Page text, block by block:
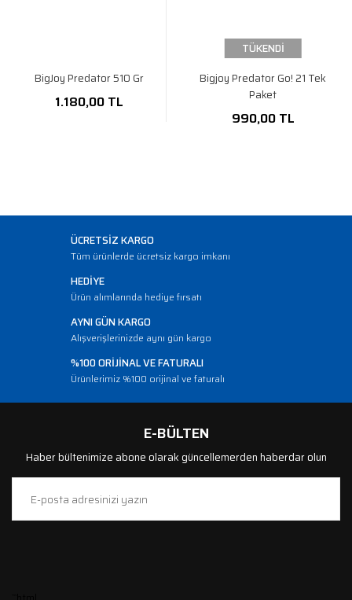
BigJoy Predator 510 Gr
1.180,00 TL
TÜKENDİ
Bigjoy Predator Go! 21 Tek
Paket
990,00 TL
ÜCRETSİZ KARGO
Tüm ürünlerde ücretsiz kargo imkanı
HEDİYE
Ürün alımlarında hediye fırsatı
AYNI GÜN KARGO
Alışverişlerinizde aynı gün kargo
%100 ORİJİNAL VE FATURALI
Ürünlerimiz %100 orijinal ve faturalı
E-BÜLTEN
Haber bültenimize abone olarak güncellemerden haberdar olun